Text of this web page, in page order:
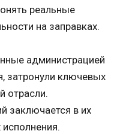
реальные
на заправках.
администрацией
затронули ключевых
отрасли.
заключается в их